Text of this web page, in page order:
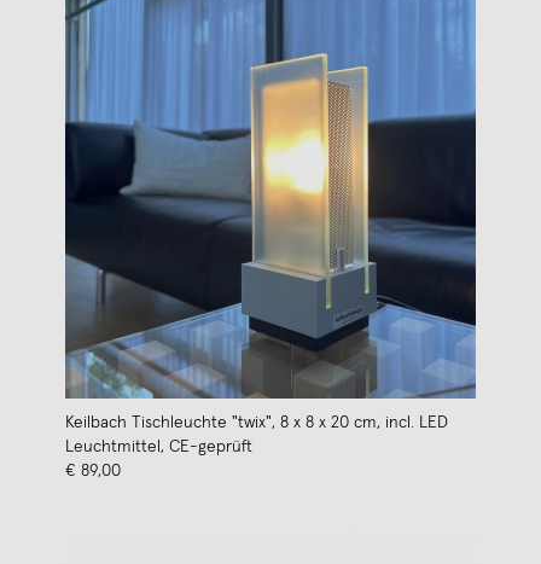
Keilbach Tischleuchte "twix", 8 x 8 x 20 cm, incl. LED
Leuchtmittel, CE-geprüft
€ 89,00